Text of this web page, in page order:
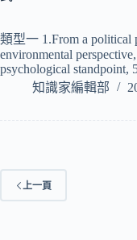
類型一 1.From a political
environmental
psychological standpoint,
知識家編輯部
上一頁